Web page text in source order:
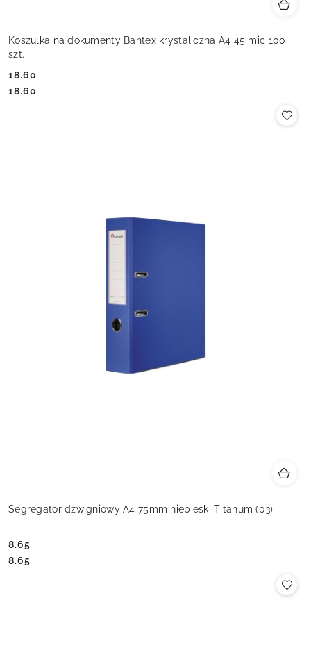
Koszulka na dokumenty Bantex krystaliczna A4 45 mic 100
szt.
Cena:
18.60
Cena:
18.60
Segregator dźwigniowy A4 75mm niebieski Titanum (03)
Cena:
8.65
Cena:
8.65